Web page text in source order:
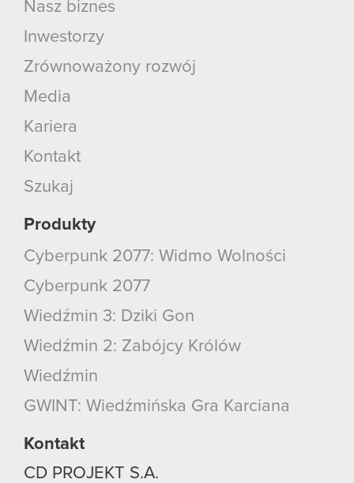
Nasz biznes
Inwestorzy
Zrównoważony rozwój
Media
Kariera
Kontakt
Szukaj
Produkty
Cyberpunk 2077: Widmo Wolności
Cyberpunk 2077
Wiedźmin 3: Dziki Gon
Wiedźmin 2: Zabójcy Królów
Wiedźmin
GWINT: Wiedźmińska Gra Karciana
Kontakt
CD PROJEKT S.A.